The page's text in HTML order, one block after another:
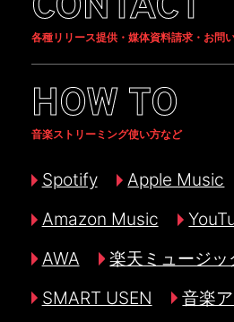
各種リリース提供・媒体資料請求・お問
HOW TO
音楽ストリーミング使い方など
Spotify Apple Music
Amazon Music
AWA
楽天ミュージッ
SMART USEN
音楽